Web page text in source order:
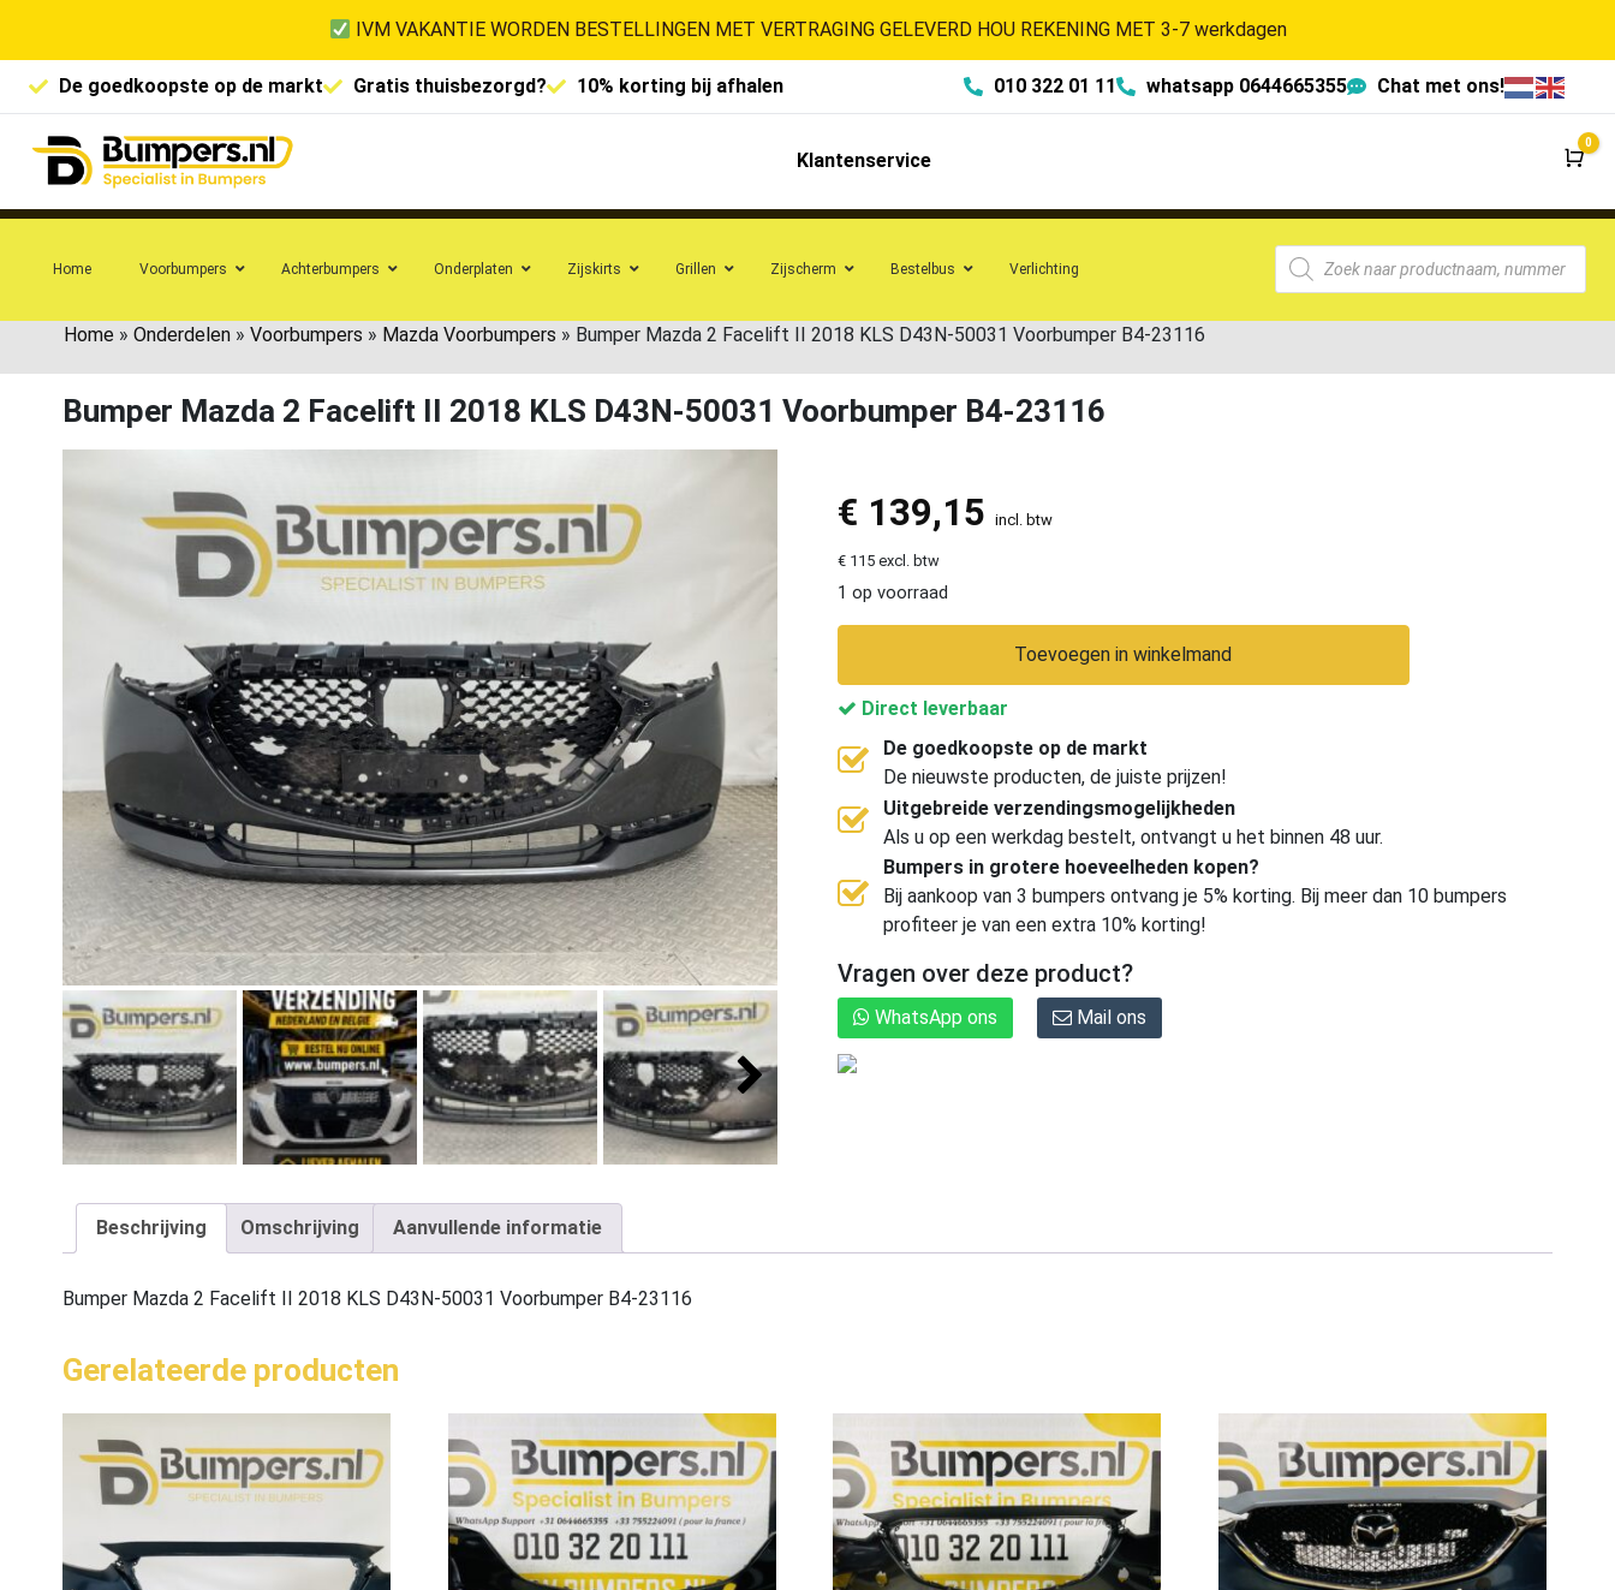
IVM VAKANTIE WORDEN BESTELLINGEN MET VERTRAGING GELEVERD HOU REKENING MET 3-7 werkdagen
De goedkoopste op de markt Gratis thuisbezorgd? 10% korting bij afhalen 010 322 01 11 whatsapp 0644665355 Chat met ons!
Klantenservice
0
Home Voorbumpers Achterbumpers Onderplaten Zijskirts Grillen Zijscherm Bestelbus Verlichting
Home » Onderdelen » Voorbumpers » Mazda Voorbumpers » Bumper Mazda 2 Facelift II 2018 KLS D43N-50031 Voorbumper B4-23116
Bumper Mazda 2 Facelift II 2018 KLS D43N-50031 Voorbumper B4-23116
€ 139,15 incl. btw
€ 115 excl. btw
1 op voorraad
Toevoegen in winkelmand
Direct leverbaar
De goedkoopste op de markt
De nieuwste producten, de juiste prijzen!
Uitgebreide verzendingsmogelijkheden
Als u op een werkdag bestelt, ontvangt u het binnen 48 uur.
Bumpers in grotere hoeveelheden kopen?
Bij aankoop van 3 bumpers ontvang je 5% korting. Bij meer dan 10 bumpers
profiteer je van een extra 10% korting!
Vragen over deze product?
WhatsApp ons Mail ons
Beschrijving Omschrijving Aanvullende informatie
Bumper Mazda 2 Facelift II 2018 KLS D43N-50031 Voorbumper B4-23116
Gerelateerde producten